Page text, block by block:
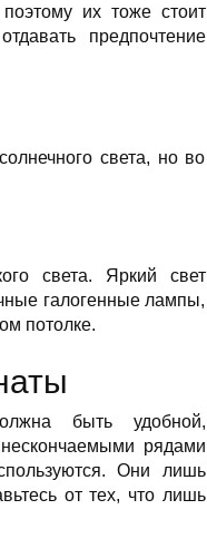
их тоже стоит
предпочтение
света, но во
света. Яркий свет
галогенные лампы,
потолке.
быть удобной,
рядами
Они лишь
от тех, что лишь